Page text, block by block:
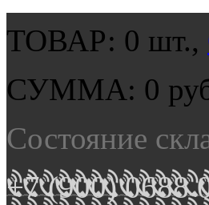
ТОВАР: 0 шт.,
СУММА: 0
Состояние
+7 (900) 0688